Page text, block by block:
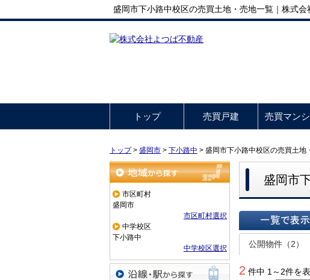
盛岡市下小路中校区の売買土地・売地一覧｜株式会
トップ 売買戸建 売買マン
トップ> 盛岡市 > 下小路中 > 盛岡市下小路中校区の売買土地
地域から探す
市区町村
盛岡市
市区町村選択
中学校区
下小路中
中学校区選択
盛岡市
一覧で表示
公開物件（2）
2 件中 1～2件を